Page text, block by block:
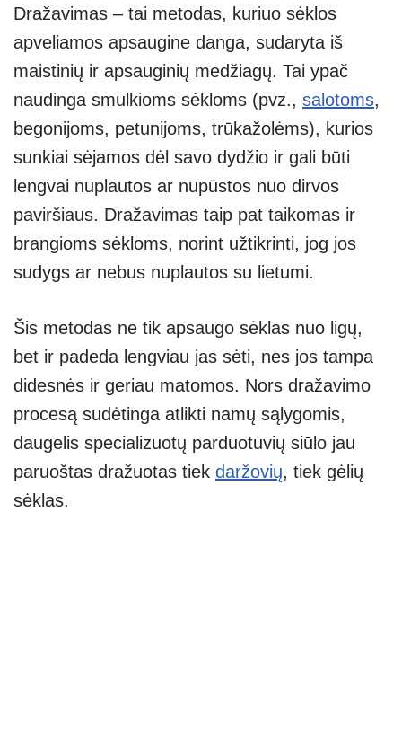
Dražavimas – tai metodas, kuriuo sėklos
apveliamos apsaugine danga, sudaryta iš
maistinių ir apsauginių medžiagų. Tai ypač
naudinga smulkioms sėkloms (pvz., salotoms,
begonijoms, petunijoms, trūkažolėms), kurios
sunkiai sėjamos dėl savo dydžio ir gali būti
lengvai nuplautos ar nupūstos nuo dirvos
paviršiaus. Dražavimas taip pat taikomas ir
brangioms sėkloms, norint užtikrinti, jog jos
sudygs ar nebus nuplautos su lietumi.
Šis metodas ne tik apsaugo sėklas nuo ligų,
bet ir padeda lengviau jas sėti, nes jos tampa
didesnės ir geriau matomos. Nors dražavimo
procesą sudėtinga atlikti namų sąlygomis,
daugelis specializuotų parduotuvių siūlo jau
paruoštas dražuotas tiek daržovių, tiek gėlių
sėklas.